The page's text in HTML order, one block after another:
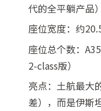
代的全平躺产品）
座位宽度：约
座位总个数：
2-class版）
亮点：土航最大
差），而是伊